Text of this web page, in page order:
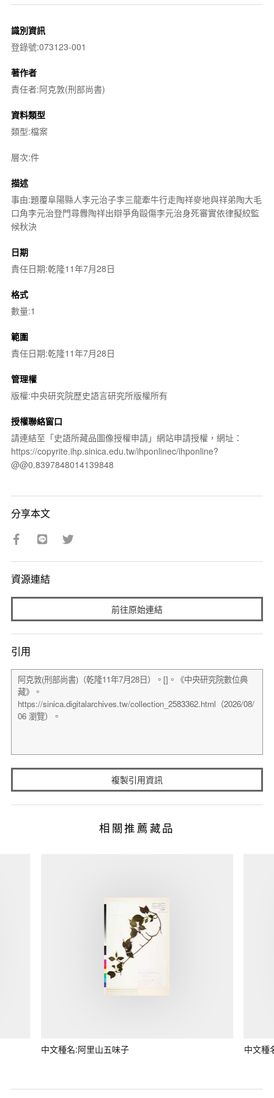
識別資訊
登錄號:073123-001
著作者
責任者:阿克敦(刑部尚書)
資料類型
類型:檔案
層次:件
描述
事由:題覆阜陽縣人李元治子李三龍牽牛行走陶祥麥地與祥弟陶大毛
口角李元治登門尋釁陶祥出辯爭角毆傷李元治身死審實依律擬絞監
候秋決
日期
責任日期:乾隆11年7月28日
格式
數量:1
範圍
責任日期:乾隆11年7月28日
管理權
版權:中央研究院歷史語言研究所版權所有
授權聯絡窗口
請連結至「史語所藏品圖像授權申請」網站申請授權，網址：
https://copyrite.ihp.sinica.edu.tw/ihponlinec/ihponline?
@@0.8397848014139848
分享本文
資源連結
前往原始連結
引用
複製引用資訊
相關推薦藏品
中文種名:阿里山五味子 中文種